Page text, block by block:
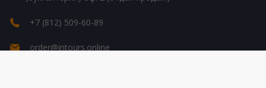
+7 (812) 509-60-89
order@intours.online